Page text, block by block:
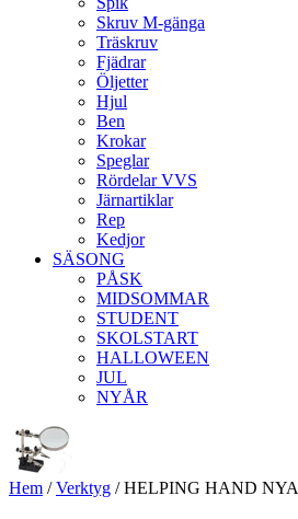
Skruv M-gänga
Träskruv
Fjädrar
Öljetter
Hjul
Ben
Krokar
Speglar
Rördelar VVS
Järnartiklar
Rep
Kedjor
SÄSONG
PÅSK
MIDSOMMAR
STUDENT
SKOLSTART
HALLOWEEN
JUL
NYÅR
Hem /Verktyg / HELPING HAND NYA